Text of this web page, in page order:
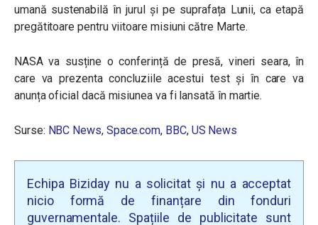
umană sustenabilă în jurul și pe suprafața Lunii, ca etapă
pregătitoare pentru viitoare misiuni către Marte.
NASA va susține o conferință de presă, vineri seara, în
care va prezenta concluziile acestui test și în care va
anunța oficial dacă misiunea va fi lansată în martie.
Surse: NBC News, Space.com, BBC, US News
Echipa Biziday nu a solicitat și nu a acceptat
nicio formă de finanțare din fonduri
guvernamentale. Spațiile de publicitate sunt